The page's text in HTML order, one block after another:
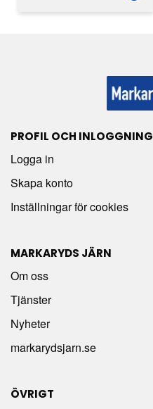
PROFIL OCH INLOGGNING
Logga in
Skapa konto
Inställningar för cookies
MARKARYDS JÄRN
Om oss
Tjänster
Nyheter
markarydsjarn.se
ÖVRIGT